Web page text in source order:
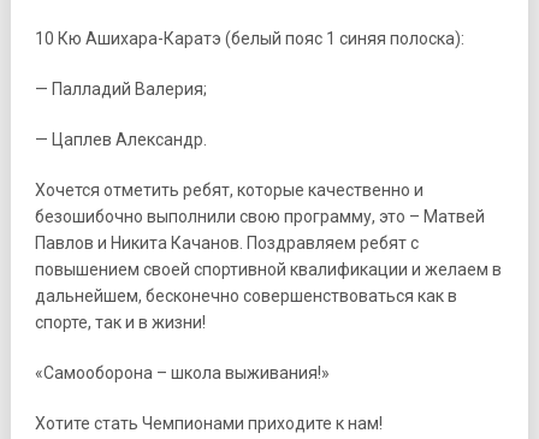
10 Кю Ашихара-Каратэ (белый пояс 1 синяя полоска):
— Палладий Валерия;
— Цаплев Александр.
Хочется отметить ребят, которые качественно и
безошибочно выполнили свою программу, это – Матвей
Павлов и Никита Качанов. Поздравляем ребят с
повышением своей спортивной квалификации и желаем в
дальнейшем, бесконечно совершенствоваться как в
спорте, так и в жизни!
«Самооборона – школа выживания!»
Хотите стать Чемпионами приходите к нам!